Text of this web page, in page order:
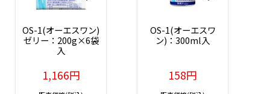
OS-1(オーエスワン)
ゼリー：200g×6袋
入
1,166円
OS-1(オーエスワ
ン)：300ml入
158円